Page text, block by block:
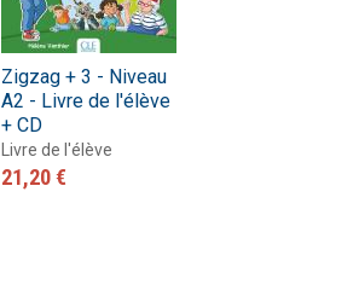
Zigzag + 3 - Niveau
A2 - Livre de l'élève
+ CD
Livre de l'élève
21,20 €